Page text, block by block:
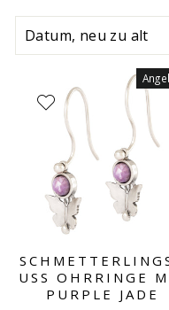
USS OHRRINGE
PURPLE JADE